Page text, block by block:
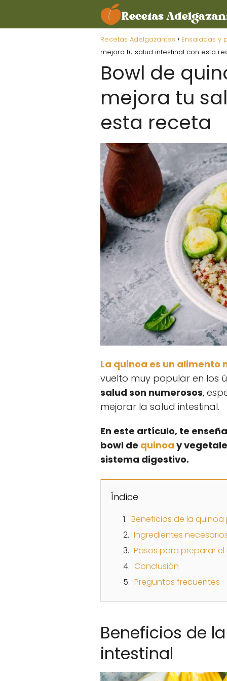
Recetas Adelgazantes
Ensaladas y
mejora tu salud intestinal con esta
Bowl de
mejora tu
esta receta
La quinoa es un
vuelto muy popular en los
salud son numerosos,
mejorar la salud intestinal.
En este artículo, te
bowl de quinoa y
sistema digestivo.
Índice
Beneficios de la
Ingredientes
Pasos para preparar
Conclusión
Preguntas frecuentes
Beneficios de
intestinal